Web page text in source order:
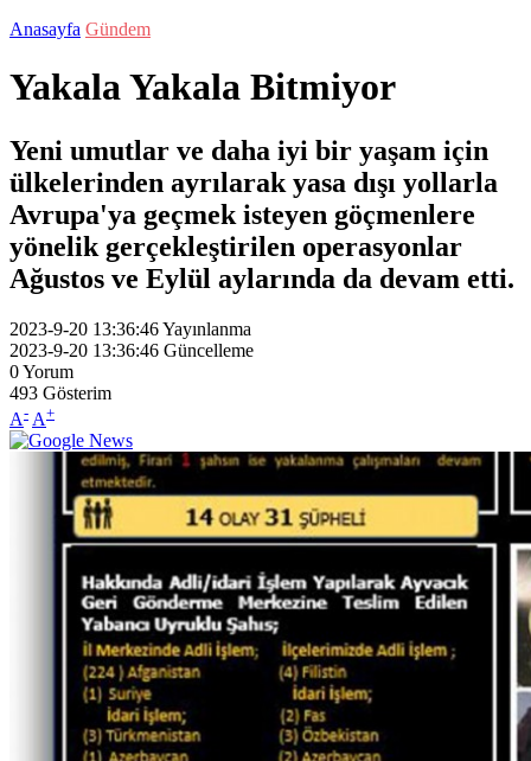
Anasayfa Gündem
Yakala Yakala Bitmiyor
Yeni umutlar ve daha iyi bir yaşam için
ülkelerinden ayrılarak yasa dışı yollarla
Avrupa'ya geçmek isteyen göçmenlere
yönelik gerçekleştirilen operasyonlar
Ağustos ve Eylül aylarında da devam etti.
2023-9-20 13:36:46Yayınlanma
2023-9-20 13:36:46 Güncelleme
0Yorum
493 Gösterim
A- A+